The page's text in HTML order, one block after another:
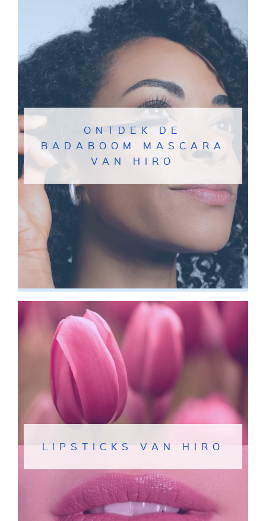
ONTDEK DE
BADABOOM MASCARA
VAN HIRO
LIPSTICKS VAN HIRO